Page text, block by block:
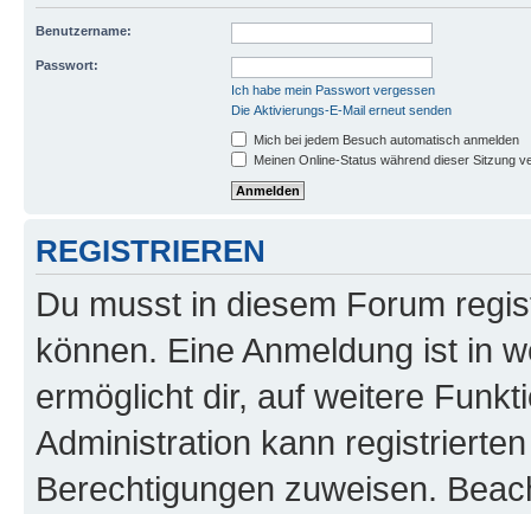
Benutzername:
Passwort:
Ich habe mein Passwort vergessen
Die Aktivierungs-E-Mail erneut senden
Mich bei jedem Besuch automatisch anmelden
Meinen Online-Status während dieser Sitzung
REGISTRIEREN
Du musst in diesem Forum
können. Eine Anmeldung ist in
ermöglicht dir, auf weitere
Administration kann
Berechtigungen zuweisen.